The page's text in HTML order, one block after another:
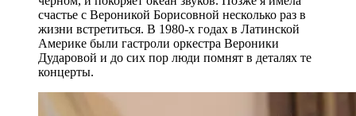
счастье с Вероникой Борисовной несколько раз в
жизни встретиться. В 1980-х годах в Латинской
Америке были гастроли оркестра Вероники
Дударовой и до сих пор люди помнят в деталях те
концерты.